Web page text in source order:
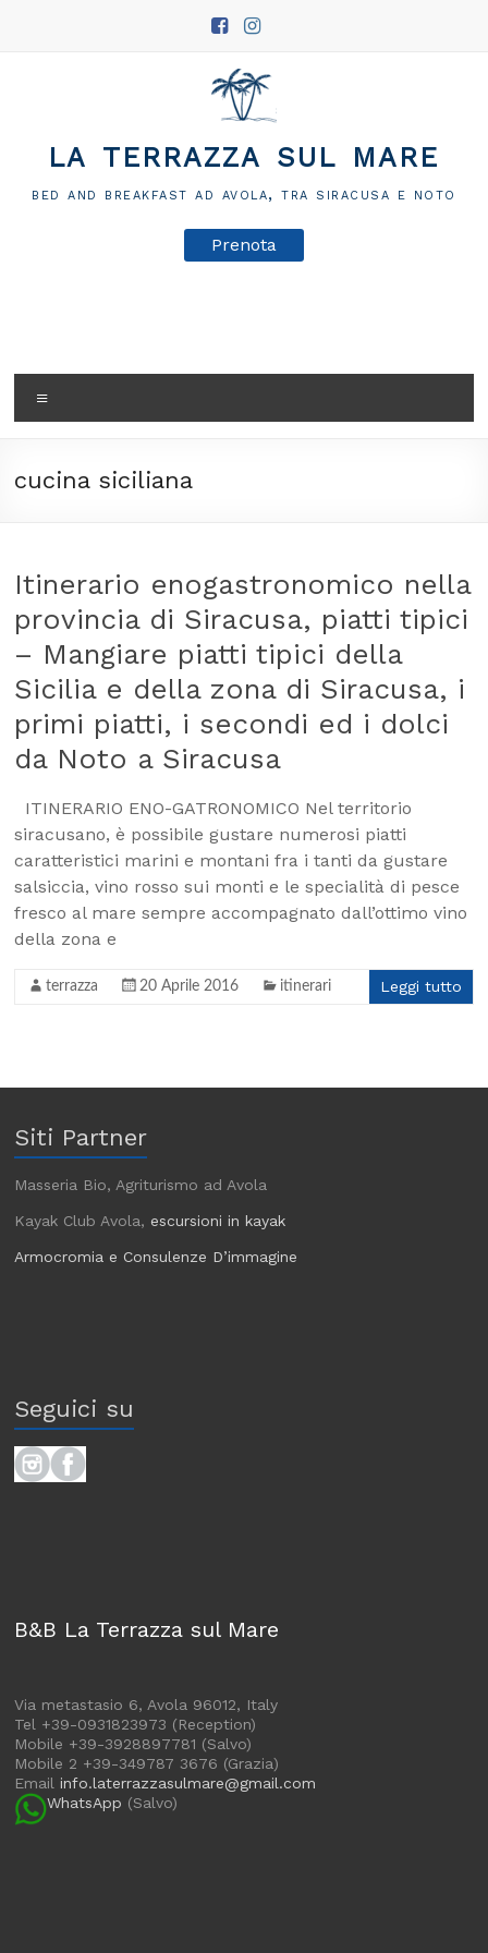
la terrazza sul mare
bed and breakfast ad avola, tra siracusa e noto
Prenota
cucina siciliana
Itinerario enogastronomico nella
provincia di Siracusa, piatti tipici
– Mangiare piatti tipici della
Sicilia e della zona di Siracusa, i
primi piatti, i secondi ed i dolci
da Noto a Siracusa
ITINERARIO ENO-GATRONOMICO Nel territorio
siracusano, è possibile gustare numerosi piatti
caratteristici marini e montani fra i tanti da gustare
salsiccia, vino rosso sui monti e le specialità di pesce
fresco al mare sempre accompagnato dall’ottimo vino
della zona e
terrazza 20 Aprile 2016 itinerari Leggi tutto
Siti Partner
Masseria Bio, Agriturismo ad Avola
Kayak Club Avola, escursioni in kayak
Armocromia e Consulenze D’immagine
Seguici su
B&B La Terrazza sul Mare
Via metastasio 6, Avola 96012, Italy
Tel +39-0931823973 (Reception)
Mobile +39-3928897781 (Salvo)
Mobile 2 +39-349787 3676 (Grazia)
Emailinfo.laterrazzasulmare@gmail.com
WhatsApp (Salvo)